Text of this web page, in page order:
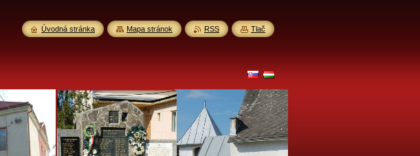
Úvodná stránka Mapa stránok RSS Tlač